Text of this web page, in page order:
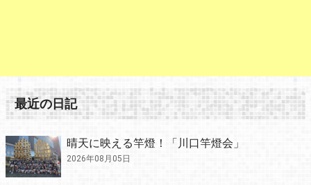
最近の日記
晴天に映える竿燈！「川口竿燈会」
2026年08月05日